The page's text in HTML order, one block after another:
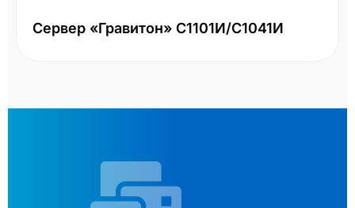
Сервер «Гравитон» С1101И/С1041И